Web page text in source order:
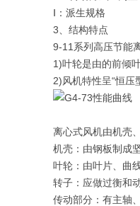
Ⅰ：派生规格
3、结构特点
9-11系列高压节能
1)叶轮是由的前倾
2)风机特性呈“恒
离心式风机由机壳
机壳：由钢板制成
叶轮：由叶片、曲
转子：应做过衡和
传动部分：有主轴